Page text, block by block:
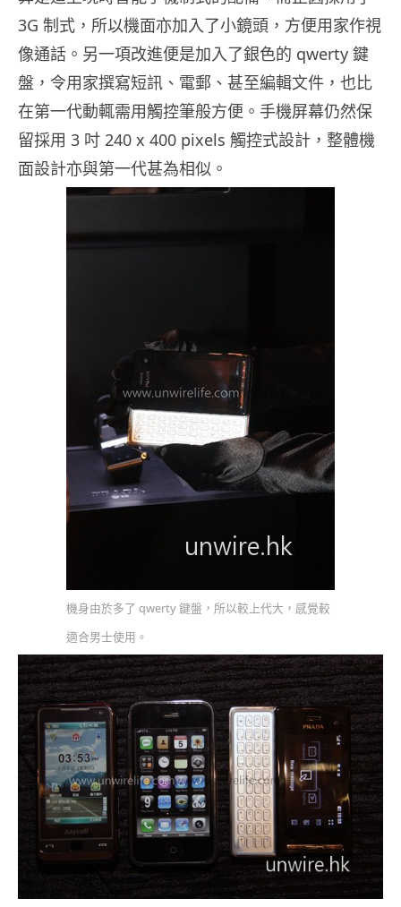
3G 制式，所以機面亦加入了小鏡頭，方便用家作視
像通話。另一項改進便是加入了銀色的 qwerty 鍵
盤，令用家撰寫短訊、電郵、甚至編輯文件，也比
在第一代動輒需用觸控筆般方便。手機屏幕仍然保
留採用 3 吋 240 x 400 pixels 觸控式設計，整體機
面設計亦與第一代甚為相似。
機身由於多了 qwerty 鍵盤，所以較上代大，感覺較
適合男士使用。